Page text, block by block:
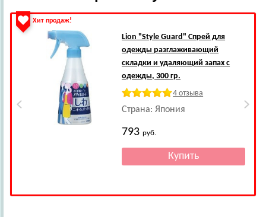
Хит продаж!
Lion "Style Guard" Спрей для
одежды разглаживающий
складки и удаляющий запах с
одежды, 300 гр.
4 отзыва
Страна: Япония
793руб.